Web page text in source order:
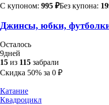
С купоном: 995 ₽Без купона:
Джинсы, юбки,
Осталось
9дней
15 из 115 забрали
Скидка 50% за 0 ₽
Катание
Квадроцикл